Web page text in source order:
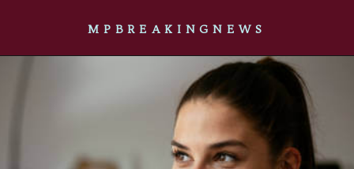
MPBREAKINGNEWS